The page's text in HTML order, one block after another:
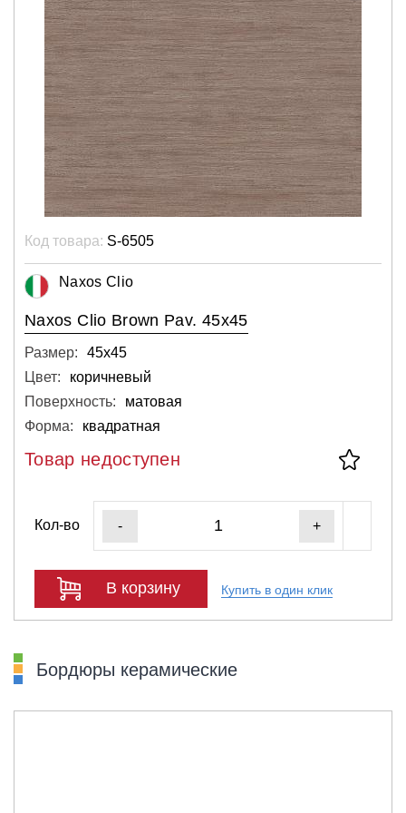
Код товара: S-6505
Naxos Clio
Naxos Clio Brown Pav. 45x45
Размер:
45х45
Цвет:
коричневый
Поверхность:
матовая
Форма:
квадратная
Товар недоступен
Кол-во - +
В корзину Купить в один клик
Бордюры керамические